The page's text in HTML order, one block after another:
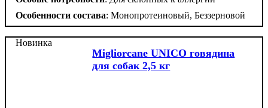
Особенности состава: Монопротеиновый, Беззерновой
Migliorcane UNICO говядина
для собак 2,5 кг
Новинка